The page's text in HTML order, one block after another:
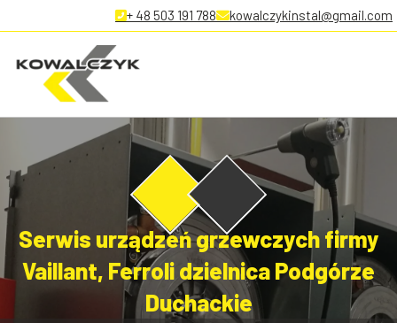
+ 48 503 191 788 kowalczykinstal@gmail.com
Serwis urządzeń grzewczych firmy
Vaillant, Ferroli dzielnica Podgórze
Duchackie